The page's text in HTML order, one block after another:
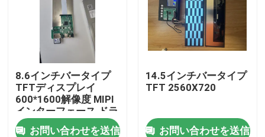
VRショー
私達について
工場旅行
品質管理
8.6インチバータイプ
TFTディスプレイ
600*1600解像度 MIPI
インターフェース ドラ
イブIC JD9365DA-H3
お問い合わせを送信
14.5インチバータイプ
TFT 2560X720
お問い合わせを送信